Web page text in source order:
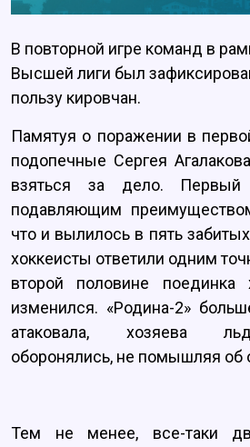
В повторной игре команд в
Высшей лиги был
пользу кировчан.
Памятуя о поражении в
подопечные Сергея
взяться за дело.
подавляющим
что и вылилось в пять
хоккеисты ответили одним
второй половине поединка
изменился. «Родина-2»
атаковала, хозяева
оборонялись, не помышляя об
Тем не менее, все-таки